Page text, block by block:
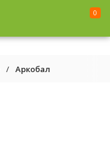
0
/ Аркобал